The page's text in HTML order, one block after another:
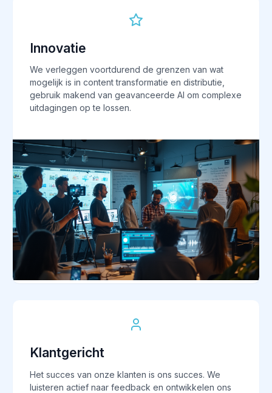
Innovatie
We verleggen voortdurend de grenzen van wat
mogelijk is in content transformatie en distributie,
gebruik makend van geavanceerde AI om complexe
uitdagingen op te lossen.
Klantgericht
Het succes van onze klanten is ons succes. We
luisteren actief naar feedback en ontwikkelen ons